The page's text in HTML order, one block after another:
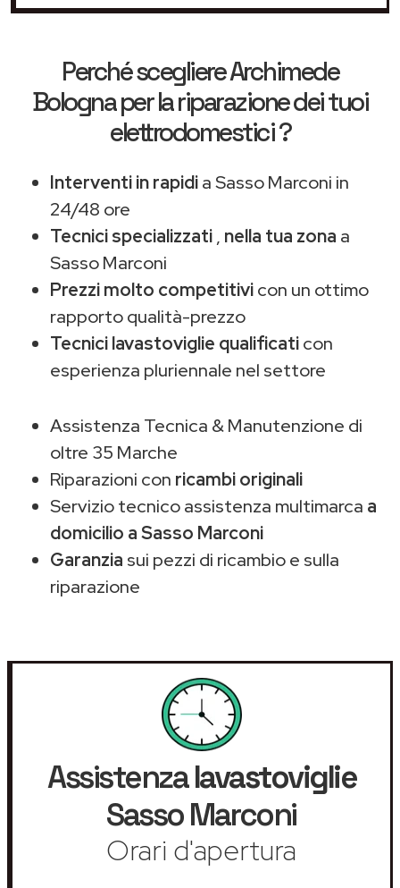
Perché scegliereArchimede
Bolognaper la riparazione dei tuoi
elettrodomestici ?
Interventi in rapidia Sasso Marconi in
24/48 ore
Tecnici specializzati, nella tua zona a
Sasso Marconi
Prezzi molto competitivicon un ottimo
rapporto qualità-prezzo
Tecnici lavastoviglie qualificaticon
esperienza pluriennale nel settore
Assistenza Tecnica & Manutenzione di
oltre 35 Marche
Riparazioni con ricambi originali
Servizio tecnico assistenza multimarca a
domicilio a Sasso Marconi
Garanzia sui pezzi di ricambio e sulla
riparazione
Assistenzalavastoviglie
Sasso Marconi
Orari d'apertura